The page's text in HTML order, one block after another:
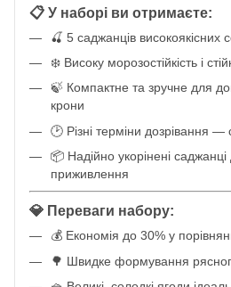
📋 У наборі ви отримаєте:
🍒 5 саджанців високоякісних
❄️ Високу морозостійкість і
🍃 Компактне та зручне для
крони
🕑 Різні терміни дозрівання —
📦 Надійно укорінені саджанці
приживлення
💎 Переваги набору:
💰 Економія до 30% у
🌳 Швидке формування